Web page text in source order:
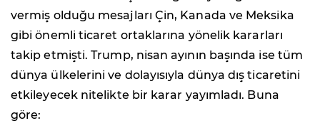
vermiş olduğu mesajları Çin, Kanada ve Meksika
gibi önemli ticaret ortaklarına yönelik kararları
takip etmişti. Trump, nisan ayının başında ise tüm
dünya ülkelerini ve dolayısıyla dünya dış ticaretini
etkileyecek nitelikte bir karar yayımladı. Buna
göre: